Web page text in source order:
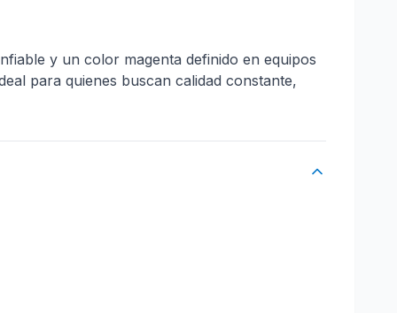
y un color magenta definido en equipos
para quienes buscan calidad constante,